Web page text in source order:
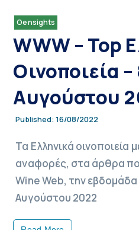
Oensights
WWW – Top
Οινοποιεία –
Αυγούστου
Published: 16/08/2022
Τα Ελληνικά οινοποιεία
αναφορές, στα άρθρα
Wine Web, την
Αυγούστου 2022